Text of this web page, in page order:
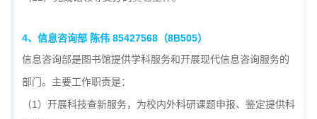
4、信息咨询部 陈伟 85427568 （8B505）
信息咨询部是图书馆提供学科服务和开展现代信息咨询服务的
部门。主要工作职责是：
（1）开展科技查新服务，为校内外科研课题申报、鉴定提供科